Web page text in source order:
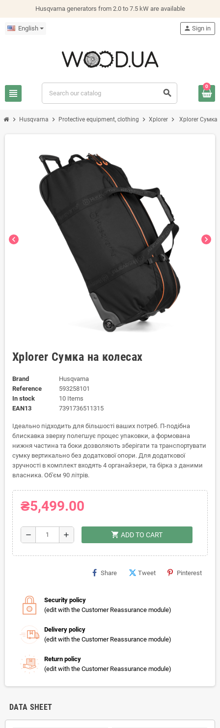
Husqvarna generators from 2.0 to 7.5 kW are available
English
view_headline search
person Sign in
0
chevron_right Husqvarna chevron_right Protective equipment, clothing chevron_right Xplorer chevron_right Xplorer Сумка
chevron_left chevron_right
Xplorer Сумка на колесах
Brand
Husqvarna
Reference
593258101
In stock
10 Items
EAN13
7391736511315
Ідеально підходить для більшості ваших потреб. П-подібна
блискавка зверху полегшує процес упаковки, а формована
нижня частина та боки дозволяють зберігати та транспортувати
сумку вертикально без додаткової опори. Для додаткової
зручності в комплект входять 4 органайзери, та бірка з даними
власника. Об'єм 90 літрів.
₴5,499.00
remove add shopping_cart ADD TO CART
Share Tweet Pinterest
Security policy
(edit with the Customer Reassurance module)
Delivery policy
(edit with the Customer Reassurance module)
Return policy
(edit with the Customer Reassurance module)
DATA SHEET